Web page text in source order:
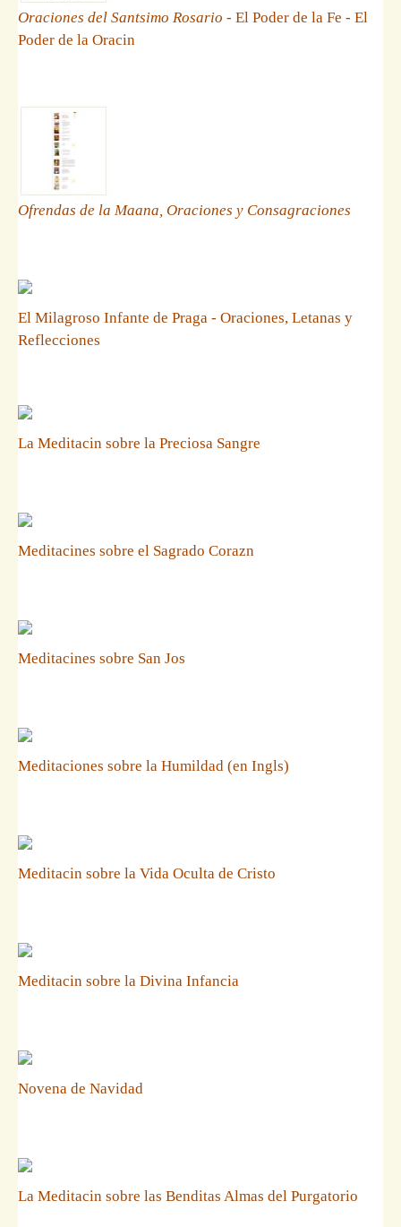
Oraciones del Santsimo Rosario - El Poder de la Fe - El
Poder de la Oracin
Ofrendas de la Maana, Oraciones y Consagraciones
El Milagroso Infante de Praga - Oraciones, Letanas y
Reflecciones
La Meditacin sobre la Preciosa Sangre
Meditacines sobre el Sagrado Corazn
Meditacines sobre San Jos
Meditaciones sobre la Humildad (en Ingls)
Meditacin sobre la Vida Oculta de Cristo
Meditacin sobre la Divina Infancia
Novena de Navidad
La Meditacin sobre las Benditas Almas del Purgatorio